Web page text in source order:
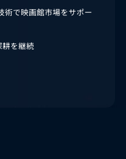
術で映画館市場をサポー
耕を継続